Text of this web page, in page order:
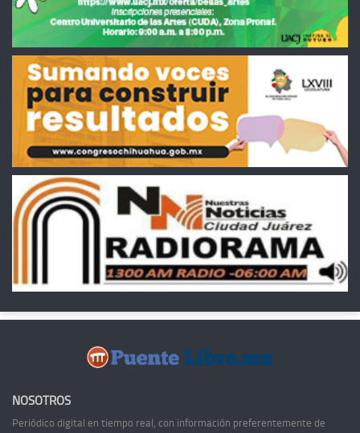
NOSOTROS
Periódico digital en tiempo real, con información preferentemente de